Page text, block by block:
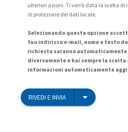
ulteriori azioni. Ti verrà data la scelta
di protezione dei dati locale.
Selezionando questa opzione
tuo indirizzo e-mail, nome e testo
richiesta saranno
diversamente e hai sempre la
informazioni automaticamente
RIVEDI E INVIA